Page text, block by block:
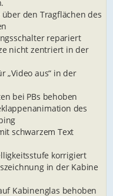
den Tragflächen des
repariert
nicht zentriert in der
„Video aus“ in der
bei PBs behoben
des
schwarzem Text
korrigiert
in der Kabine
Kabinenglas behoben